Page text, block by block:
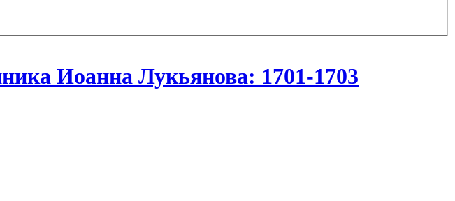
Иоанна Лукьянова: 1701-1703